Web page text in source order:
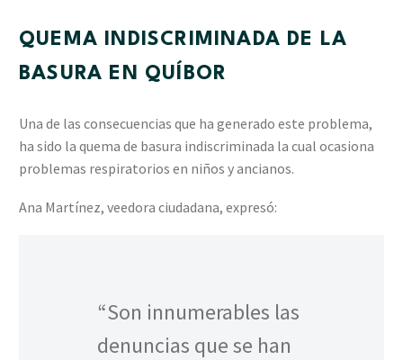
QUEMA INDISCRIMINADA DE LA
BASURA EN QUÍBOR
Una de las consecuencias que ha generado este problema,
ha sido la quema de basura indiscriminada la cual ocasiona
problemas respiratorios en niños y ancianos.
Ana Martínez, veedora ciudadana, expresó:
“Son innumerables las
denuncias que se han